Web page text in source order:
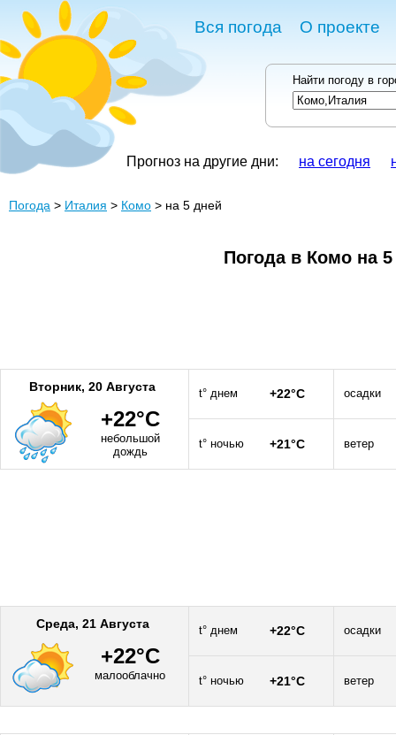
Вся погода О проекте
Найти погоду в
Прогноз на другие дни: на сегодня
Погода > Италия > Комо > на 5 дней
Погода в Комо на
Вторник, 20 Августа
+22°C
небольшой
дождь
t° днем +22°C осадки
t° ночью +21°C ветер
Среда, 21 Августа
+22°C
малооблачно
t° днем +22°C осадки
t° ночью +21°C ветер